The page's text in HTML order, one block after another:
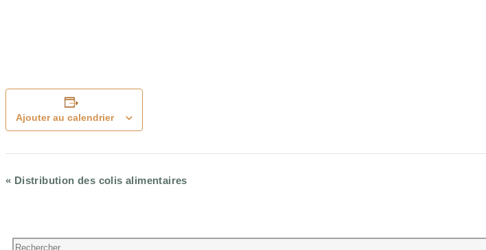
Ajouter au calendrier
Navigation
« Distribution des colis alimentaires
Rechercher